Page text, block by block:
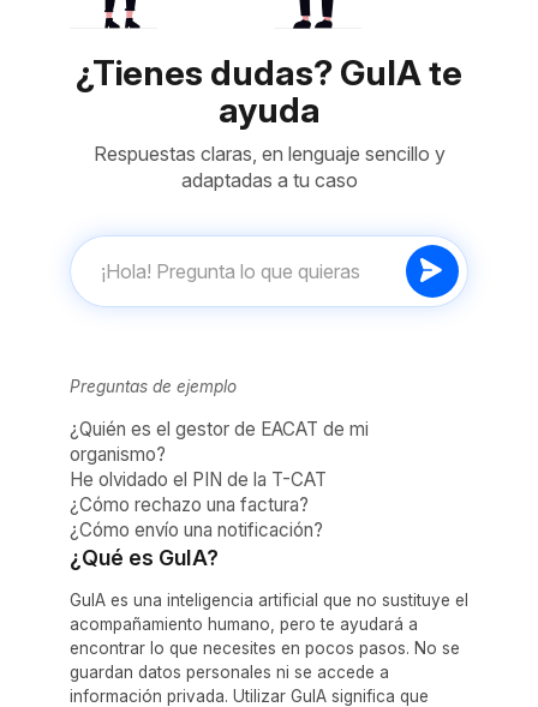
¿Tienes dudas? GuIA te
ayuda
Respuestas claras, en lenguaje sencillo y
adaptadas a tu caso
¿Qué es GuIA?
GuIA es una inteligencia artificial que no sustituye el
acompañamiento humano, pero te ayudará a
encontrar lo que necesites en pocos pasos. No se
guardan datos personales ni se accede a
información privada. Utilizar GuIA significa que
Preguntas de ejemplo
¿Quién es el gestor de EACAT de mi
organismo?
He olvidado el PIN de la T-CAT
¿Cómo rechazo una factura?
¿Cómo envío una notificación?